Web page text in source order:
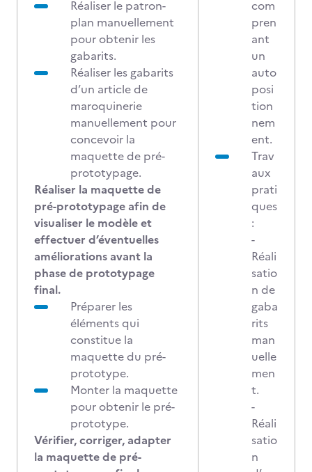
Réaliser le patron-
plan manuellement
pour obtenir les
gabarits.
Réaliser les gabarits
d’un article de
maroquinerie
manuellement pour
concevoir la
maquette de pré-
prototypage.
Réaliser la maquette de
pré-prototypage afin de
visualiser le modèle et
effectuer d’éventuelles
améliorations avant la
phase de prototypage
final.
Préparer les
éléments qui
constitue la
maquette du pré-
prototype.
Monter la maquette
pour obtenir le pré-
prototype.
Vérifier, corriger, adapter
la maquette de pré-
com
pren
ant
un
auto
posi
tion
nem
ent.
Trav
aux
prati
ques
:
-
Réali
satio
n de
gaba
rits
man
uelle
men
t.
-
Réali
satio
n